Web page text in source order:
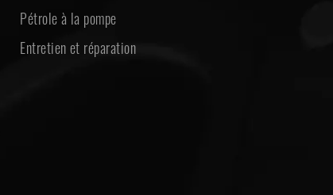
Pétrole à la pompe
Entretien et réparation